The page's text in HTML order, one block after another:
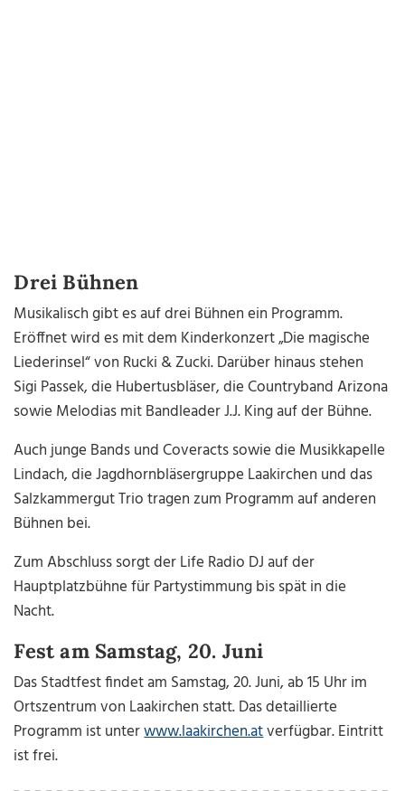
Drei Bühnen
Musikalisch gibt es auf drei Bühnen ein Programm.
Eröffnet wird es mit dem Kinderkonzert „Die magische
Liederinsel“ von Rucki & Zucki. Darüber hinaus stehen
Sigi Passek, die Hubertusbläser, die Countryband Arizona
sowie Melodias mit Bandleader J.J. King auf der Bühne.
Auch junge Bands und Coveracts sowie die Musikkapelle
Lindach, die Jagdhornbläsergruppe Laakirchen und das
Salzkammergut Trio tragen zum Programm auf anderen
Bühnen bei.
Zum Abschluss sorgt der Life Radio DJ auf der
Hauptplatzbühne für Partystimmung bis spät in die
Nacht.
Fest am Samstag, 20. Juni
Das Stadtfest findet am Samstag, 20. Juni, ab 15 Uhr im
Ortszentrum von Laakirchen statt. Das detaillierte
Programm ist unterwww.laakirchen.atverfügbar. Eintritt
ist frei.